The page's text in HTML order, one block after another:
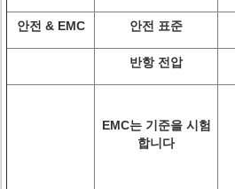
안전 & EMC 안전 표준
반항 전압
EMC는 기준을 시험
합니다